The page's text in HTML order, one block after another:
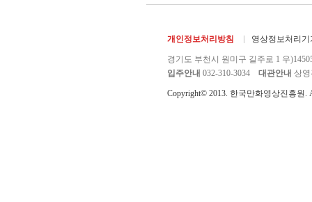
개인정보처리방침 영상정보처리기
경기도 부천시 원미구 길주로 1 우
입주안내 032-310-3034 대관안내 상영
Copyright© 2013. 한국만화영상진흥원.